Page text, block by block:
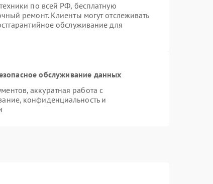
по всей РФ, бесплатную
ремонт. Клиенты могут отслеживать
обслуживание для
обслуживание данных
аккуратная работа с
конфиденциальность и